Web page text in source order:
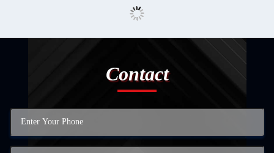
Contact